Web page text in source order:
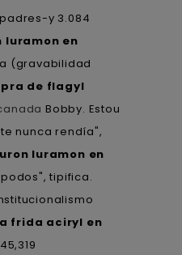
y 3.084
luramon en
(gravabilidad
de flagyl
Bobby. Estou ​​
nunca rendía",
luramon en
tipifica.
frida aciryl en